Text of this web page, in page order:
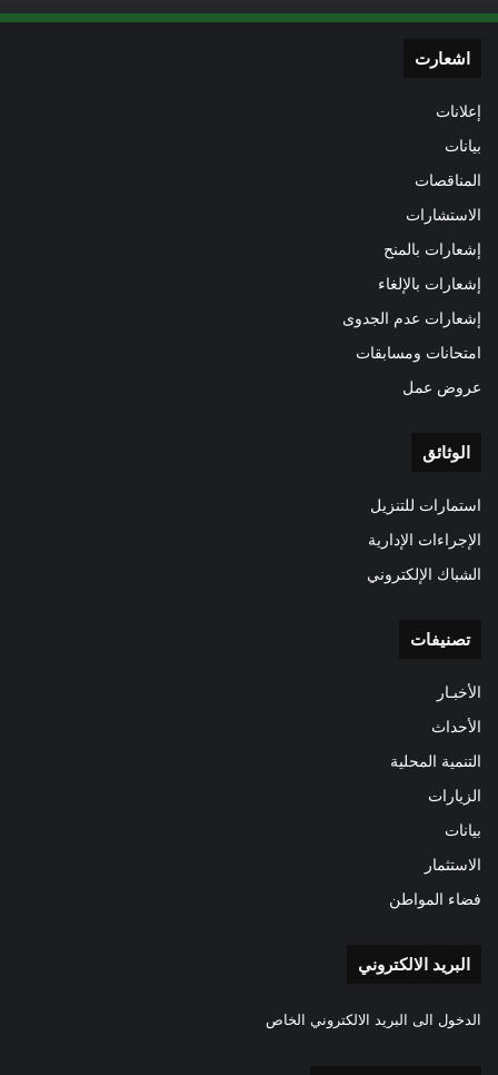
اشعارت
إعلانات
بيانات
المناقصات
الاستشارات
إشعارات بالمنح
إشعارات بالإلغاء
إشعارات عدم الجدوى
امتحانات ومسابقات
عروض عمل
الوثائق
استمارات للتنزيل
الإجراءات الإدارية
الشباك الإلكتروني
تصنيفات
الأخبـار
الأحداث
التنمية المحلية
الزيارات
بيانات
الاستثمار
فضاء المواطن
البريد الالكتروني
الدخول الى البريد الالكتروني الخاص